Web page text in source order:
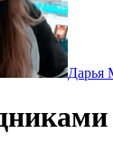
Дарья